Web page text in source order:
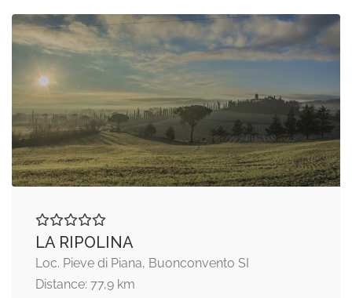
LA RIPOLINA
Loc. Pieve di Piana, Buonconvento SI
Distance: 77,9 km